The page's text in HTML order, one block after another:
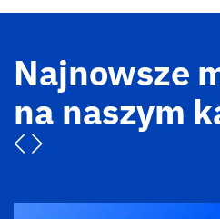
Najnowsze
na naszym